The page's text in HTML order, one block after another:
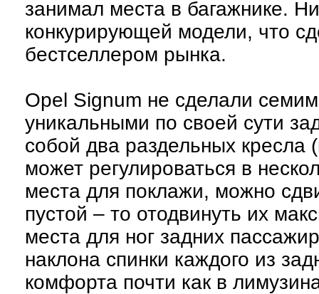
занимал места в багажнике.
конкурирующей модели, что
бестселлером рынка.
Opel Signum не сделали
уникальными по своей сути
собой два раздельных кресла
может регулироваться в
места для поклажи, можно
пустой – то отодвинуть их
места для ног задних
наклона спинки каждого из
комфорта почти как в